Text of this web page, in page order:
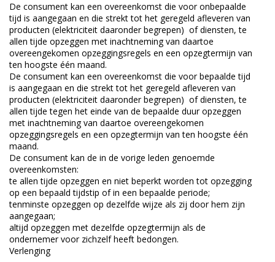
De consument kan een overeenkomst die voor onbepaalde
tijd is aangegaan en die strekt tot het geregeld afleveren van
producten (elektriciteit daaronder begrepen) of diensten, te
allen tijde opzeggen met inachtneming van daartoe
overeengekomen opzeggingsregels en een opzegtermijn van
ten hoogste één maand.
De consument kan een overeenkomst die voor bepaalde tijd
is aangegaan en die strekt tot het geregeld afleveren van
producten (elektriciteit daaronder begrepen) of diensten, te
allen tijde tegen het einde van de bepaalde duur opzeggen
met inachtneming van daartoe overeengekomen
opzeggingsregels en een opzegtermijn van ten hoogste één
maand.
De consument kan de in de vorige leden genoemde
overeenkomsten:
te allen tijde opzeggen en niet beperkt worden tot opzegging
op een bepaald tijdstip of in een bepaalde periode;
tenminste opzeggen op dezelfde wijze als zij door hem zijn
aangegaan;
altijd opzeggen met dezelfde opzegtermijn als de
ondernemer voor zichzelf heeft bedongen.
Verlenging